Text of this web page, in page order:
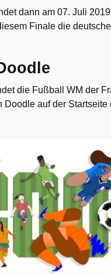
dann am 07. Juli
Finale die
die Fußball WM der
Doodle auf der Startseite